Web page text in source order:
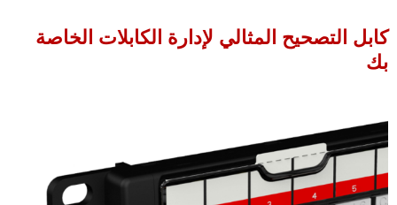
التصحيح المثالي لإدارة الكابلات الخاصة